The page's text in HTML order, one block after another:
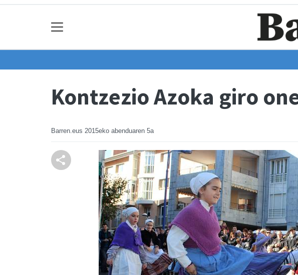
Kontzezio Azoka giro
Barren.eus 2015eko abenduaren 5a